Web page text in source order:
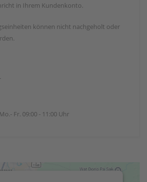
in Ihrem Kundenkonto.
können nicht nachgeholt oder
Fr. 09:00 - 11:00 Uhr